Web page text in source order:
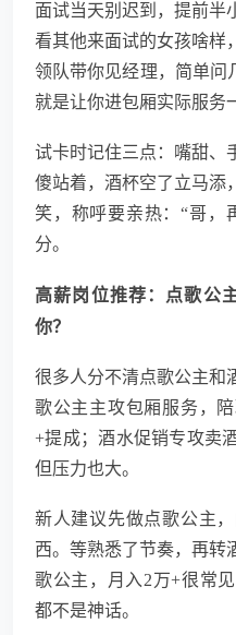
面试当天别迟到，提前半
看其他来面试的女孩啥样
领队带你见经理，简单
就是让你进包厢实际服务
试卡时记住三点：嘴甜、
傻站着，酒杯空了立马添
笑，称呼要亲热：“哥，
分。
高薪岗位推荐：点歌公
你？
很多人分不清点歌公主和
歌公主主攻包厢服务，
+提成；酒水促销专攻卖
但压力也大。
新人建议先做点歌公主
西。等熟悉了节奏，再转
歌公主，月入2万+很常
都不是神话。